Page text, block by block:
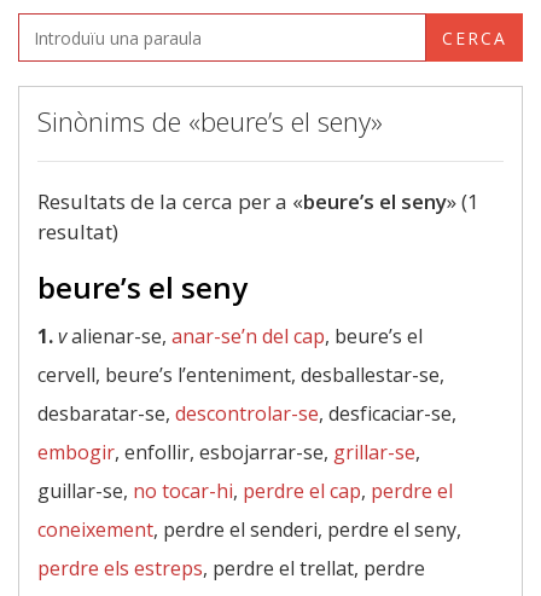
CERCA
Sinònims de «beure’s el seny»
Resultats de la cerca per a «beure’s el seny» (1
resultat)
beure’s el seny
1.valienar-se, anar-se’n del cap, beure’s el
cervell, beure’s l’enteniment, desballestar-se,
desbaratar-se, descontrolar-se, desficaciar-se,
embogir, enfollir, esbojarrar-se, grillar-se,
guillar-se, no tocar-hi, perdre el cap, perdre el
coneixement, perdre el senderi, perdre el seny,
perdre els estreps, perdre el trellat, perdre